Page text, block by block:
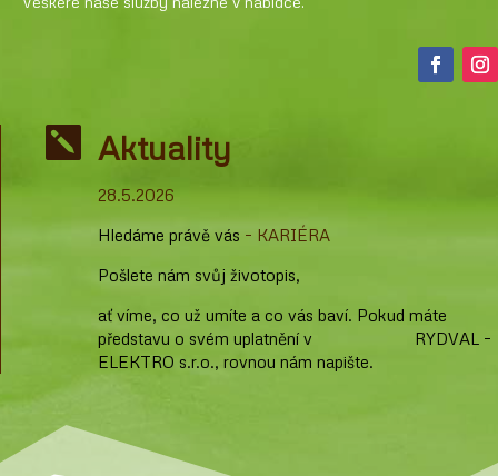
 Aktuality
28.5.2026
Hledáme právě vás – KARIÉRA
Pošlete nám svůj životopis,
ať víme, co už umíte a co vás baví. Pokud máte
představu o svém uplatnění v RYDVAL –
ELEKTRO s.r.o., rovnou nám napište.